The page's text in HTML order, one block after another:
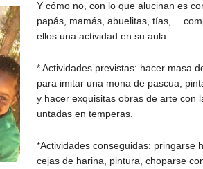
Y cómo no, con lo que alucinan es
papás, mamás, abuelitas, tías,…
ellos una actividad en su aula:
* Actividades previstas: hacer masa
para imitar una mona de pascua,
y hacer exquisitas obras de arte con
untadas en temperas.
*Actividades conseguidas: pringarse
cejas de harina, pintura, choparse